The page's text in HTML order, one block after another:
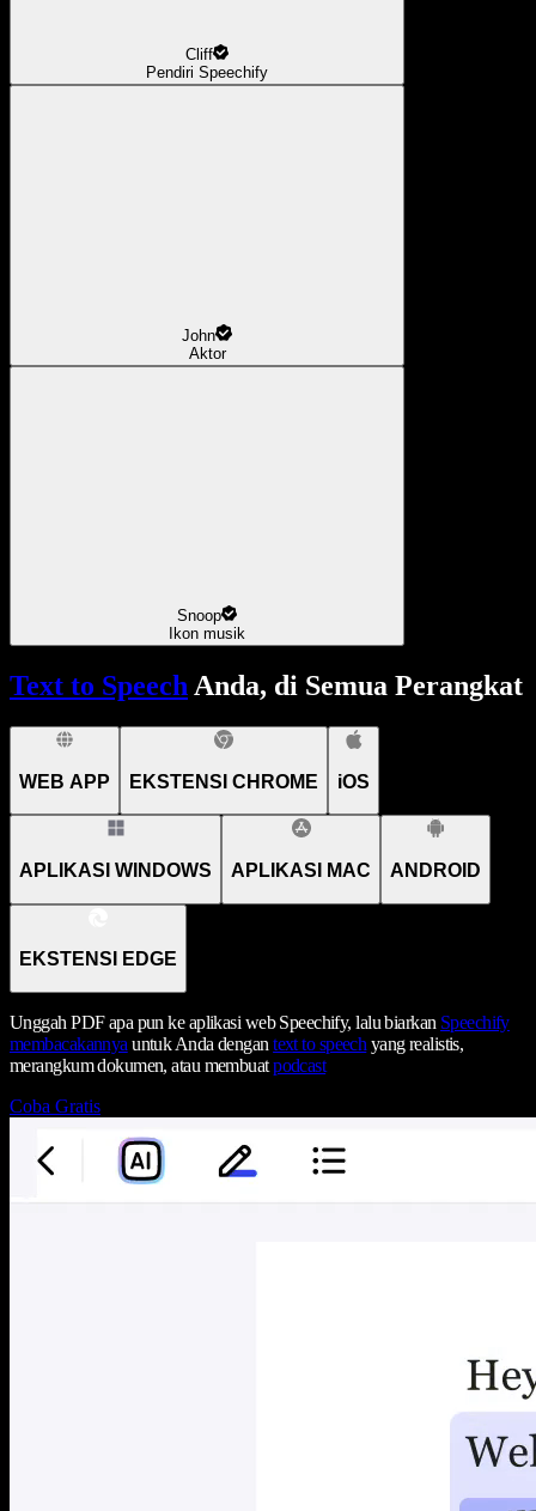
Cliff
Pendiri Speechify
John
Aktor
Snoop
Ikon musik
Text to SpeechAnda, di Semua Perangkat
WEB APP EKSTENSI CHROME iOS
APLIKASI WINDOWS APLIKASI MAC ANDROID
EKSTENSI EDGE
Unggah PDF apa pun ke aplikasi web Speechify, lalu biarkan Speechify
membacakannya untuk Anda dengantext to speech yang realistis,
merangkum dokumen, atau membuatpodcast
Coba Gratis